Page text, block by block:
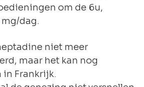
om de 6u,
dag.
niet meer
maar het kan nog
in Frankrijk.